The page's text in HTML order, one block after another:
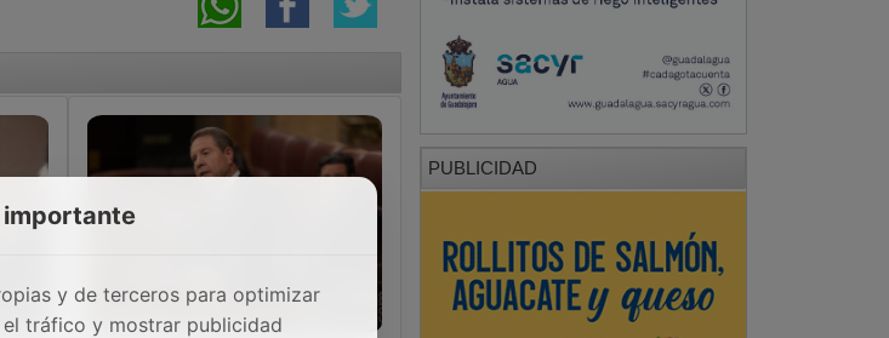
PUBLICIDAD
y de terceros para optimizar
tráfico y mostrar publicidad